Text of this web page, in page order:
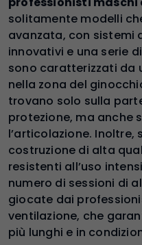
solitamente modelli
avanzata, con sistemi
innovativi e una serie
sono caratterizzati da
nella zona del
trovano solo sulla
protezione, ma anche
l’articolazione.
costruzione di alta
resistenti all’uso
numero di sessioni di
giocate dai
ventilazione, che
più lunghi e in